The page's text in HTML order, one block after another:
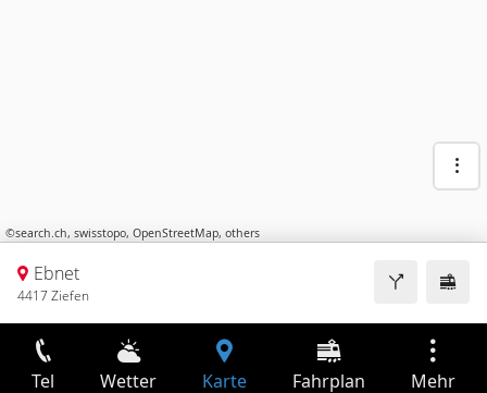
©search.ch, swisstopo, OpenStreetMap, others
Ebnet
4417 Ziefen
Tel Wetter Karte Fahrplan Mehr